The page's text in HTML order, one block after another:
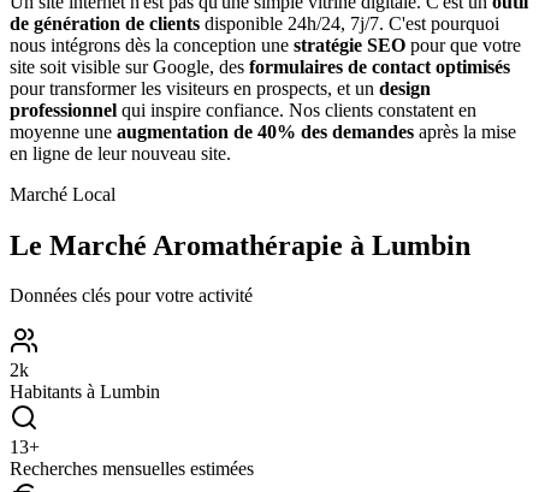
de génération de clients disponible 24h/24, 7j/7. C'est pourquoi
nous intégrons dès la conception une stratégie SEO pour que votre
site soit visible sur Google, des formulaires de contact optimisés
pour transformer les visiteurs en prospects, et un design
professionnel qui inspire confiance. Nos clients constatent en
moyenne une augmentation de 40% des demandes après la mise
en ligne de leur nouveau site.
Marché Local
Le Marché Aromathérapie à Lumbin
Données clés pour votre activité
2k
Habitants à Lumbin
13+
Recherches mensuelles estimées